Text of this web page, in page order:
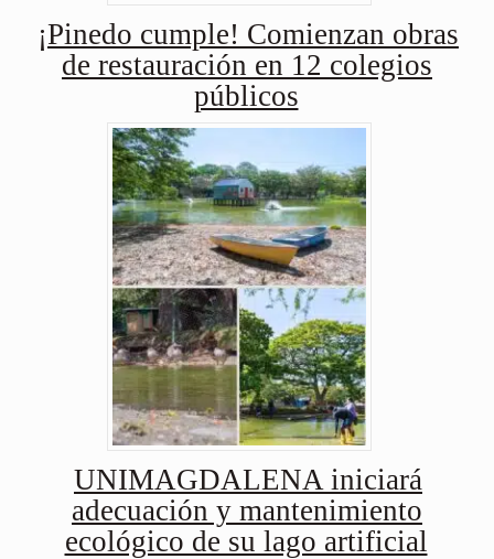
¡Pinedo cumple! Comienzan obras
de restauración en 12 colegios
públicos
UNIMAGDALENA iniciará
adecuación y mantenimiento
ecológico de su lago artificial